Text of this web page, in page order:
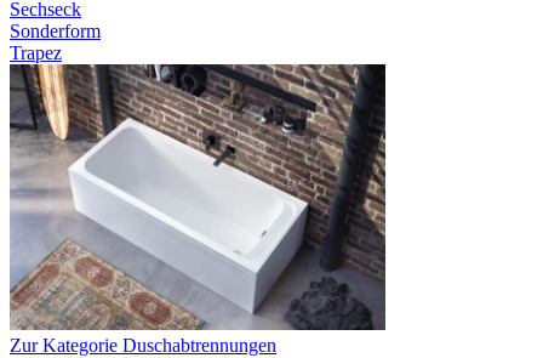
Sechseck
Sonderform
Trapez
Zur Kategorie Duschabtrennungen